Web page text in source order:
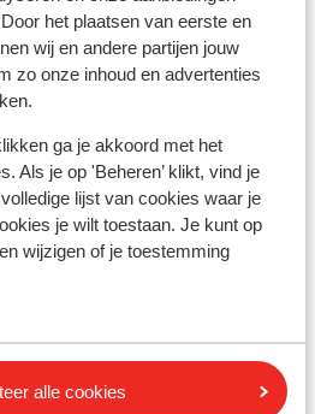
het plaatsen van eerste en
wij en andere partijen jouw
zo onze inhoud en advertenties
ga je akkoord met het
Als je op 'Beheren’ klikt, vind je
lijst van cookies waar je
je wilt toestaan. Je kunt op
wijzigen of je toestemming
alle cookies
nodig hebt, dan dien je 166 te
mag je alleen
In Griekenland ben je aan het
keuken is divers. In de Griekse
vlees- als visgerechten, maar
gerechten. Denk maar
en Tzatziki. Trek in wat
aan van restaurants met